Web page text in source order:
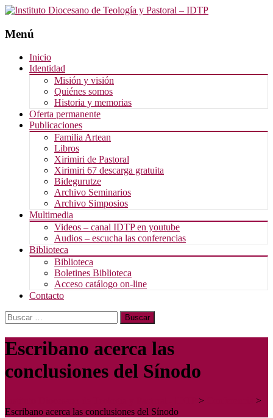
Menú
Saltar
contenido
Inicio
Identidad
Misión y visión
Quiénes somos
Historia y memorias
Oferta permanente
Publicaciones
Familia Artean
Libros
Xirimiri de Pastoral
Xirimiri 67 descarga gratuita
Bidegurutze
Archivo Seminarios
Archivo Simposios
Multimedia
Videos – canal IDTP en youtube
Audios – escucha las conferencias
Biblioteca
Biblioteca
Boletines Biblioteca
Acceso catálogo on-line
Contacto
Buscar:
Escribano acerca las
conclusiones del Sínodo
>
>
Escribano acerca las conclusiones del Sínodo